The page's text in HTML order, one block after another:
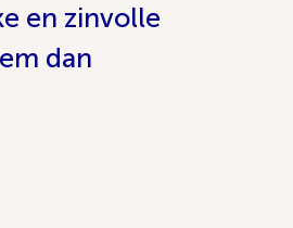
en zinvolle
dan